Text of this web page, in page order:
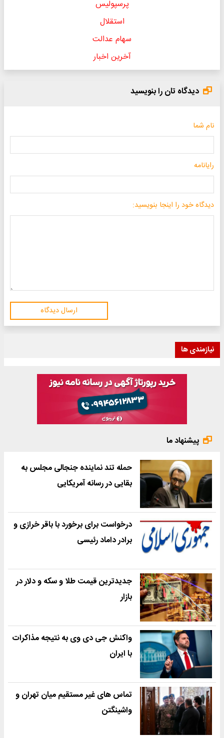
پرسپولیس
استقلال
سهام عدالت
آخرین اخبار
دیدگاه تان را بنویسید
نام شما
رایانامه
دیدگاه خود را اینجا بنویسید:
ارسال دیدگاه
نیازمندی ها
پیشنهاد ما
حمله تند نماینده جنجالی مجلس به
بقایی در رسانه آمریکایی
درخواست برای برخورد با باقر خرازی و
برادر داماد رئیسی
جدیدترین قیمت طلا و سکه و دلار در
بازار
واکنش جی دی وی به نتیجه مذاکرات
با ایران
تماس های غیر مستقیم میان تهران و
واشینگتن